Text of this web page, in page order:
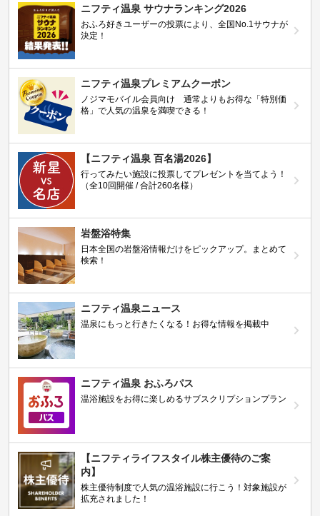
ニフティ温泉 サウナランキング2026
おふろ好きユーザーの投票により、全国No.1サウナが
決定！
ニフティ温泉プレミアムクーポン
ノジマモバイル会員向け 通常よりもお得な「特別価
格」で人気の温泉を満喫できる！
【ニフティ温泉 百名湯2026】
行ってみたい施設に投票してプレゼントを当てよう！
（全10回開催 / 合計260名様）
岩盤浴特集
日本全国の岩盤浴情報だけをピックアップ。まとめて
検索！
ニフティ温泉ニュース
温泉にもっと行きたくなる！お得な情報を掲載中
ニフティ温泉 おふろパス
温浴施設をお得に楽しめるサブスクリプションプラン
【ニフティライフスタイル株主優待のご案
内】
株主優待制度で人気の温浴施設に行こう！対象施設が
拡充されました！